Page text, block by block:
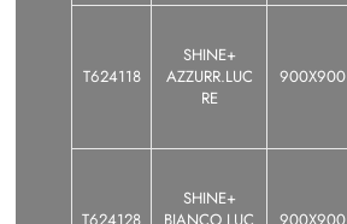
T624118
SHINE+
AZZURR.LUC
RE
900X900
SHINE+